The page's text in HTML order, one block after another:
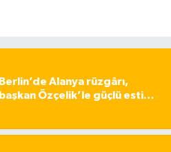
Berlin’de Alanya rüzgârı,
başkan Özçelik’le güçlü esti…